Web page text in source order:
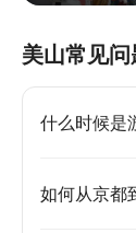
美山常见问
什么时候是
如何从京都